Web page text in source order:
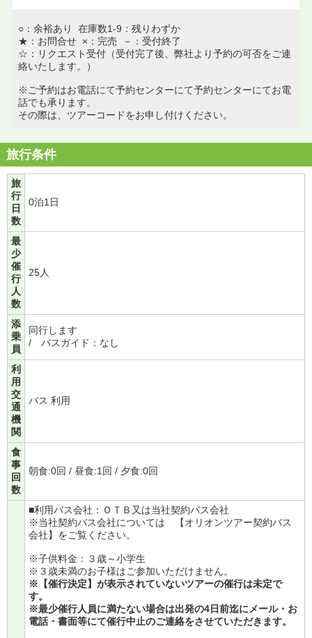
○：余裕あり 在庫数1-9：残りわずか
★：お問合せ ×：完売 －：受付終了
☆：リクエスト受付（受付完了後、弊社より予約の可否をご連
絡いたします。）
※ご予約はお電話にて予約センターにて予約センターにてお電
話でも承ります。
その際は、ツアーコードをお申し付けください。
旅行条件
旅
行
日
数
0泊1日
最
少
催
行
人
数
25人
添
乗
員
同行します
/ バスガイド：なし
利
用
交
通
機
関
バス 利用
食
事
回
数
朝食:0回 / 昼食:1回 / 夕食:0回
■利用バス会社：ＯＴＢ又は当社契約バス会社
※当社契約バス会社については
【オリオンツアー契約バス
会社】 をご覧ください。
※子供料金：３歳～小学生
※３歳未満のお子様はご参加いただけません。
※【催行決定】が表示されていないツアーの催行は未定で
す。
※最少催行人員に満たない場合は出発の4日前迄にメール・お
電話・書面等にて催行中止のご連絡をさせていただきます。